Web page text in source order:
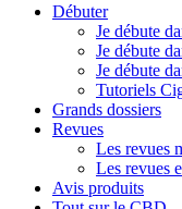
Débuter
Je débute
Je débute
Je débute
Tutoriels
Grands dossiers
Revues
Les revues
Les revues
Avis produits